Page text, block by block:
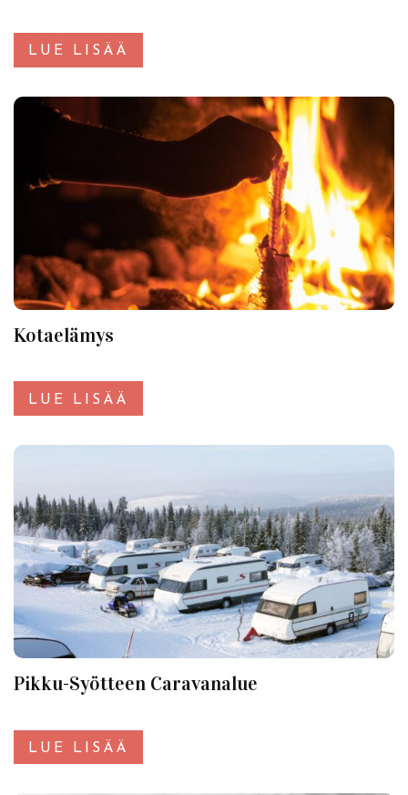
LUE LISÄÄ
Kotaelämys
LUE LISÄÄ
Pikku-Syötteen Caravanalue
LUE LISÄÄ